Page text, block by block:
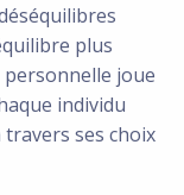
plus
joue
individu
ses choix